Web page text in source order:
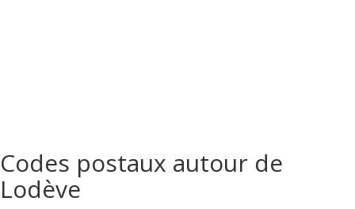
Codes postaux autour de
Lodève